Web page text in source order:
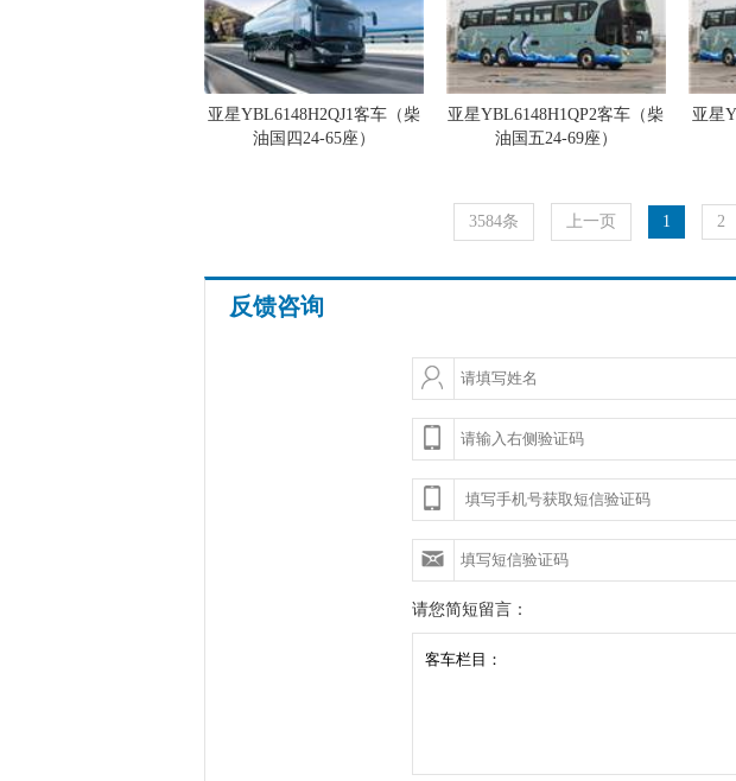
亚星YBL6148H2QJ1客车（柴
油国四24-65座）
亚星YBL6148H1QP2客车（柴
油国五24-69座）
亚星
3584条 上一页 1 2
反馈咨询
请您简短留言：